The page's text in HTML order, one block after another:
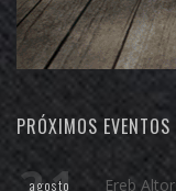
PRÓXIMOS EVENTOS
agosto Ereb Altor